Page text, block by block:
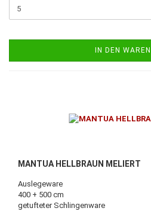
IN DEN
MANTUA HELLBRAUN MELIERT
Auslegeware
400 + 500 cm
getufteter Schlingenware